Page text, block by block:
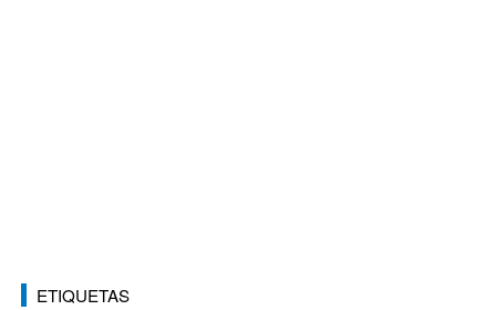
ETIQUETAS